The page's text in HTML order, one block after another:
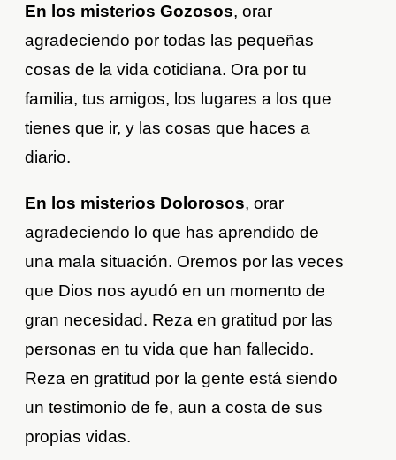
En los misterios Gozosos, orar
agradeciendo por todas las pequeñas
cosas de la vida cotidiana. Ora por tu
familia, tus amigos, los lugares a los que
tienes que ir, y las cosas que haces a
diario.
En los misterios Dolorosos, orar
agradeciendo lo que has aprendido de
una mala situación. Oremos por las veces
que Dios nos ayudó en un momento de
gran necesidad. Reza en gratitud por las
personas en tu vida que han fallecido.
Reza en gratitud por la gente está siendo
un testimonio de fe, aun a costa de sus
propias vidas.